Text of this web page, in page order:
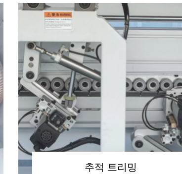
추적 트리밍